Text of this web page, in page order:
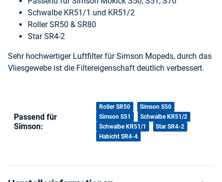
Schwalbe KR51/1 und KR51/2
Roller SR50 & SR80
Star SR4-2
Sehr hochwertiger Luftfilter für Simson Mopeds, durch das
Vliesgewebe ist die Filtereigenschaft deutlich verbessert.
Passend für
Simson:
Roller SR50
Simson S50
Simson S51
Schwalbe KR51/2
Schwalbe KR51/1
Star SR4-2
Habicht SR4-4